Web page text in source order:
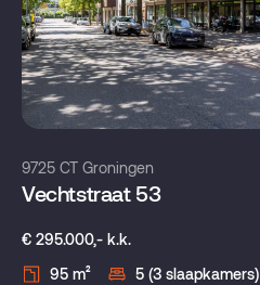
9725 CT Groningen
Vechtstraat 53
€ 295.000,- k.k.
95 m²
5 (3 slaapkamers)